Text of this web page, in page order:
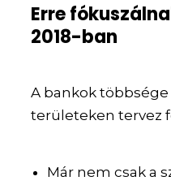
Erre
2018-ban
A bankok többsége
területeken tervez
Már nem csak a